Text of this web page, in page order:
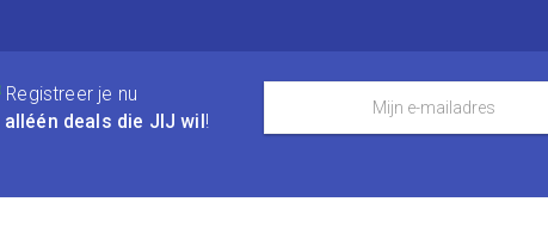
Registreer je nu
alléén deals die JIJ wil !